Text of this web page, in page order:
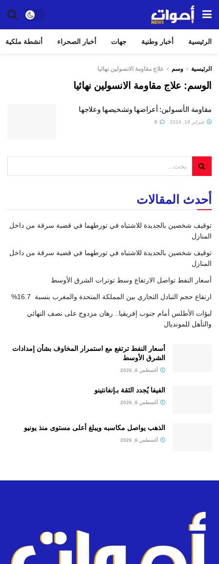
الرئيسية أخبار وطنية جهات أخبار الصحراء أنشطة ملكية
الرئيسية وسم علاج مقاومة الانسولين نهائيا
الوسم: علاج مقاومة الانسولين نهائيا
مقاومة الأنسولين: أعراضها وتشخيصها وعلاجها
فبراير 19, 2024
أحدث المقالات
توقيف شخصين بالجديدة للاشتباه في تورطهما في قضية سرقة من داخل
المنازل
توقيف شخصين بالجديدة للاشتباه في تورطهما في قضية سرقة من داخل
المنازل
أسعار النفط تواصل الارتفاع وسط توترات الشرق الأوسط
ارتفاع حجم التبادل التجاري بين المملكة المتحدة والمغرب بنسبة 16.7%
لبؤات الأطلس أمام جنوب إفريقيا.. رهان مزدوج على نصف النهائي
والتأهل للمونديال
أسعار النفط ترتفع مع استمرار المخاوف بشأن إمدادات
الشرق الأوسط
أغسطس 6, 2026
الفيفا يُجدد الثقة بـإنفانتينو
أغسطس 6, 2026
الذهب يواصل مكاسبه ويبلغ أعلى مستوى منذ يونيو
أغسطس 6, 2026